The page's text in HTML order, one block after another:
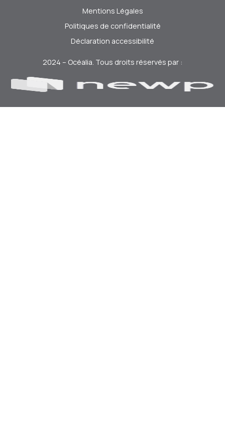
Mentions Légales
Politiques de confidentialité
Déclaration accessibilité
2024 – Océalia. Tous droits réservés par :